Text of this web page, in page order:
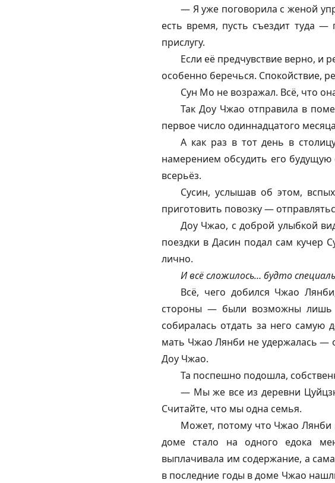
— Я уже поговорила с женой
есть время, пусть съездит туда
прислугу.
Если её предчувствие верно, и
особенно беречься. Спокойствие,
Сун Мо не возражал. Всё, что
Так Доу Чжао отправила в
первое число одиннадцатого
А как раз в тот день в
намерением обсудить его
всерьёз.
Сусин, услышав об этом,
приготовить повозку —
Доу Чжао, с доброй улыбкой
поездки в Дасин подал сам кучер
лично.
И всё сложилось… будто
Всё, чего добился Чжао
стороны — были возможны лишь
собиралась отдать за него самую
мать Чжао Лянби не удержалась —
Доу Чжао.
Та поспешно подошла,
— Мы же все из деревни
Считайте, что мы одна семья.
Может, потому что Чжао Лянби
доме стало на одного едока
выплачивала им содержание, а
в последние годы в доме Чжао